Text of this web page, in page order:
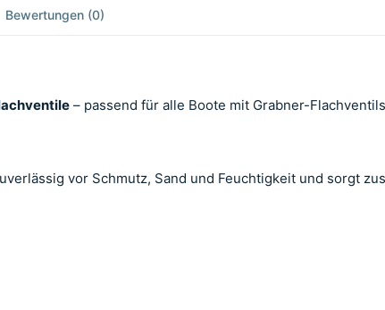
Bewertungen (0)
– passend für alle Boote mit Grabner-
vor Schmutz, Sand und Feuchtigkeit und sorgt